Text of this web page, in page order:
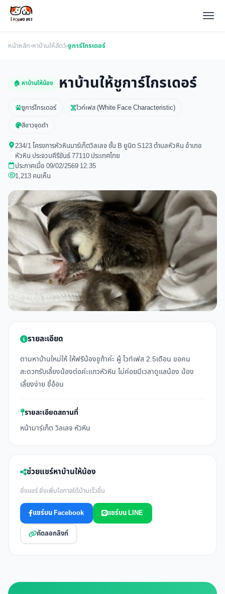
หน้าหลัก›หาบ้านให้สัตว์›ชูการ์ไกรเดอร์
🏠 หาบ้านให้น้อง หาบ้านให้ชูการ์ไกรเดอร์
ชูการ์ไกรเดอร์
ไวท์เฟส (White Face Characteristic)
สีขาวจุดดำ
234/1 โครงการหัวหินมาร์เก็ตวิลเลจ ชั้น B ยูนิต S123 ตำบลหัวหิน อำเภอ
หัวหิน ประจวบคีรีขันธ์ 77110 ประเทศไทย
ประกาศเมื่อ 09/02/2569 12:35
1,213 คนเห็น
รายละเอียด
ตามหาบ้านใหม่ให้ ให้ฟรีน้องชูก้าค่ะ ผู้ ไวท์เฟส 2.5เดือน ขอคน
สะดวกรับเลี้ยงน้องต่อค่ะแถวหัวหิน ไม่ค่อยมีเวลาดูแลน้อง น้อง
เลี้ยงง่าย ขี้อ้อน
รายละเอียดสถานที่
หน้ามาร์เก็ต วิลเลจ หัวหิน
ช่วยแชร์หาบ้านให้น้อง
ยิ่งแชร์ ยิ่งเพิ่มโอกาสได้บ้านเร็วขึ้น
แชร์บน Facebook แชร์บน LINE
คัดลอกลิงก์